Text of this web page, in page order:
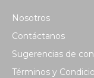
Nosotros
Contáctanos
Sugerencias de
Términos y